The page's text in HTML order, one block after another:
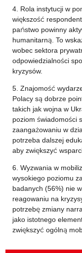
4. Rola instytucji w
większość
państwo powinny
humanitarną. To
wobec sektora
odpowiedzialności
kryzysów.
5. Znajomość
Polacy są dobrze
takich jak wojna w
poziom świadomości
zaangażowaniu w
potrzeba dalszej
aby zwiększyć
6. Wyzwania w
wysokiego poziomu
badanych (56%) nie
reagowaniu na
potrzebę zmiany
jako istotnego
zwiększyć ogólną